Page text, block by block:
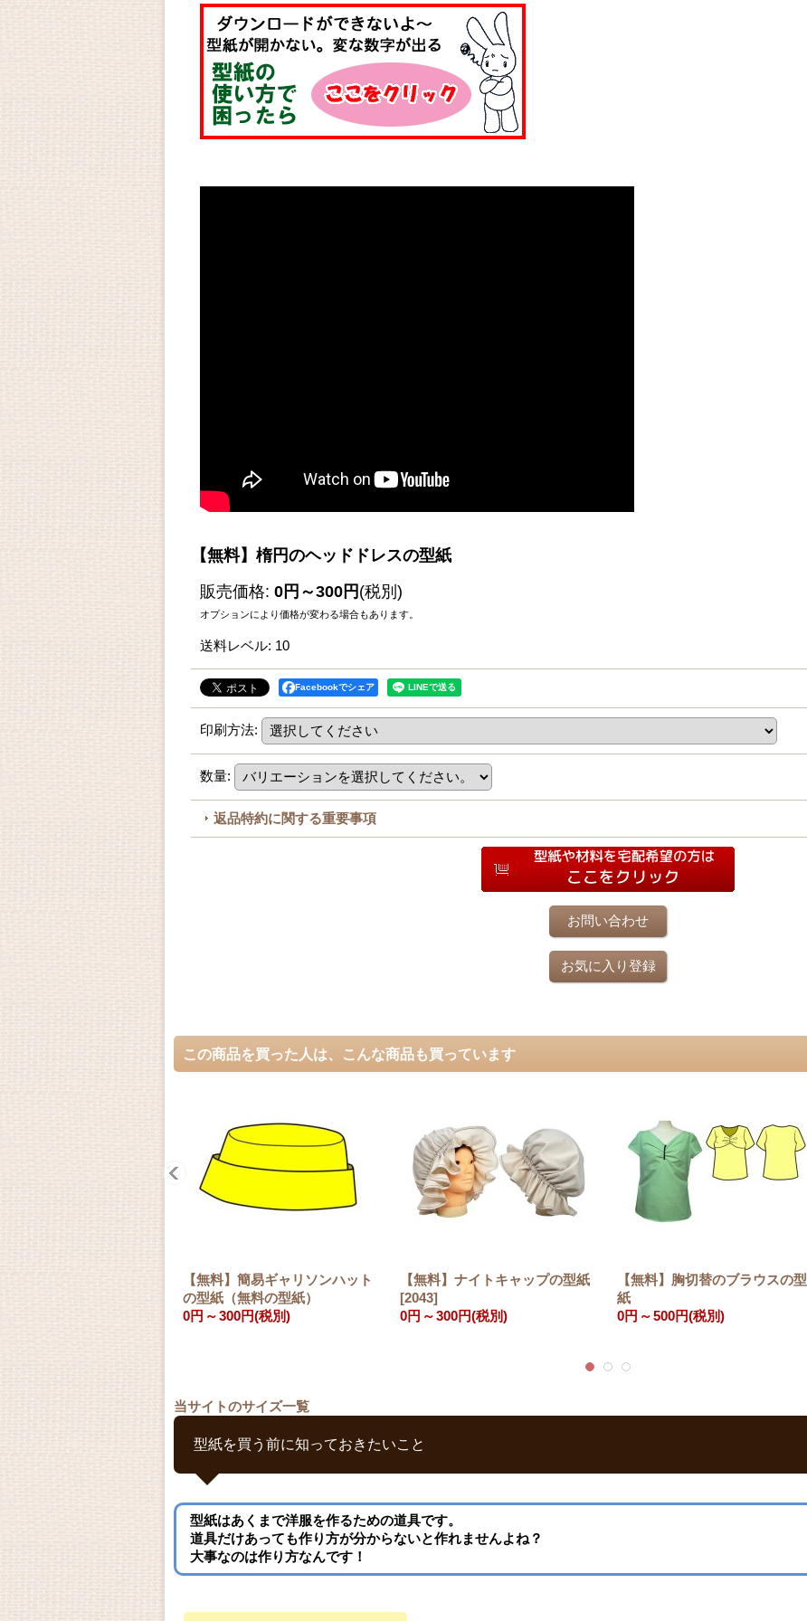
【無料】楕円のヘッドドレスの型紙
販売価格: 0円～300円(税別)
オプションにより価格が変わる場合もあります。
送料レベル: 10
Facebookでシェア
印刷方法:
数量:
返品特約に関する重要事項
お問い合わせ
お気に入り登録
この商品を買った人は、こんな商品も買っています
【無料】簡易ギャリソンハット
の型紙（無料の型紙）
0円 ～300円(税別)
【無料】ナイトキャップの型紙
[2043]
0円 ～300円(税別)
【無料】胸切替のブラウスの型
紙
0円 ～500円(税別)
当サイトのサイズ一覧
型紙を買う前に知っておきたいこと
型紙はあくまで洋服を作るための道具です。
道具だけあっても作り方が分からないと作れませんよね？
大事なのは作り方なんです！